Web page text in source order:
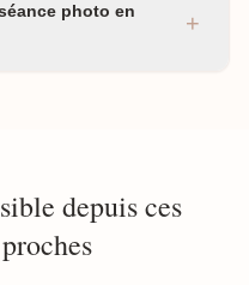
photo en
+
depuis ces